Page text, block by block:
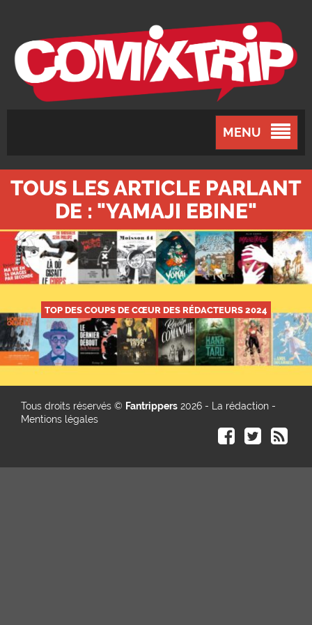
MENU
TOUS LES ARTICLE PARLANT
DE : "YAMAJI EBINE"
TOP DES COUPS DE CŒUR DES RÉDACTEURS 2024
Tous droits réservés © Fantrippers 2026 - La rédaction -
Mentions légales